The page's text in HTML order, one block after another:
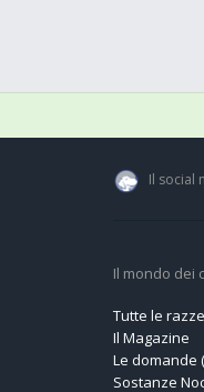
Il social
Il mondo dei
Tutte le razze
Il Magazine
Le domande
Sostanze